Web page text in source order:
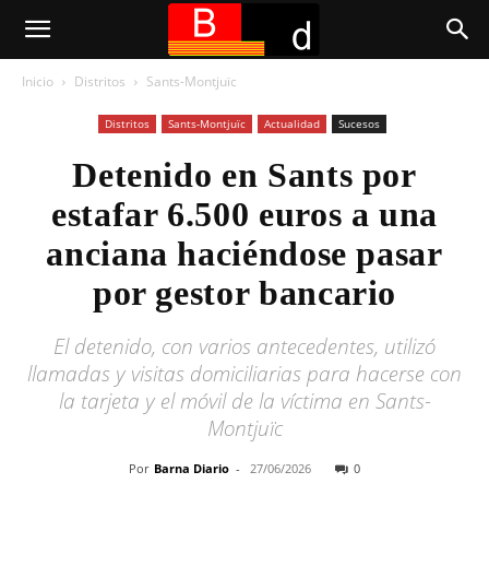
Inicio Distritos Sants-Montjuïc
Distritos Sants-Montjuïc Actualidad Sucesos
Detenido en Sants por
estafar 6.500 euros a una
anciana haciéndose pasar
por gestor bancario
El detenido, con varios antecedentes, utilizó
llamadas y visitas domiciliarias para hacerse con
la tarjeta y el móvil de la víctima en Sants-
Montjuïc
Por Barna Diario - 27/06/2026 0